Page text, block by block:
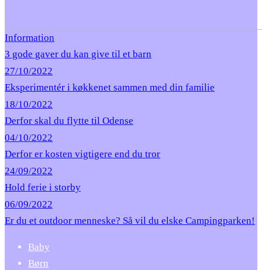
Information
3 gode gaver du kan give til et barn
27/10/2022
Eksperimentér i køkkenet sammen med din familie
18/10/2022
Derfor skal du flytte til Odense
04/10/2022
Derfor er kosten vigtigere end du tror
24/09/2022
Hold ferie i storby
06/09/2022
Er du et outdoor menneske? Så vil du elske Campingparken!
Baby
Børn